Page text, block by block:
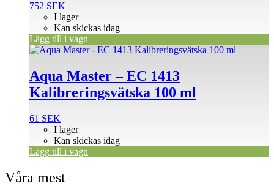
752 SEK
I lager
Kan skickas idag
Lägg till i vagn
Aqua Master – EC 1413
Kalibreringsvätska 100 ml
61 SEK
I lager
Kan skickas idag
Lägg till i vagn
Våra mest